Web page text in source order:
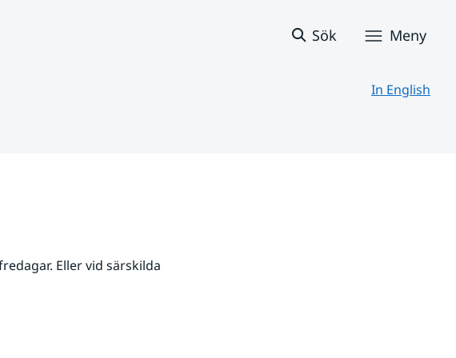
Sök Meny
In English
Eller vid särskilda